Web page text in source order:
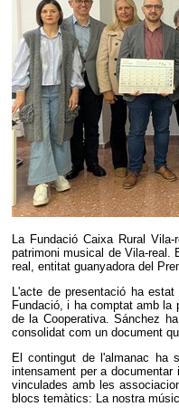
La Fundació Caixa Rural
patrimoni musical de Vila-real.
real, entitat guanyadora del
L'acte de presentació ha
Fundació, i ha comptat amb
de la Cooperativa. Sánchez
consolidat com un document
El contingut de l'almanac ha
intensament per a
vinculades amb les
blocs temàtics: La nostra